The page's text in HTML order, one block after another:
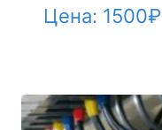
Цена: 1500₽